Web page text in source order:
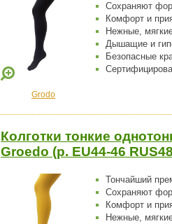
Сохраняют
Комфорт и
Нежные,
Дышащие и
Безопасные
Grodo
Колготки тонкие
Groedo (р. EU44-46
Тончайший
Сохраняют
Комфорт и
Нежные,